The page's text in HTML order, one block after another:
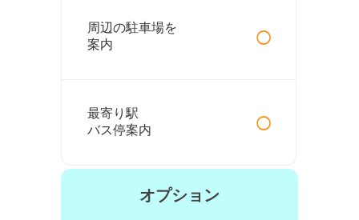
周辺の駐車場を
案内
○
最寄り駅
バス停案内
○
オプション